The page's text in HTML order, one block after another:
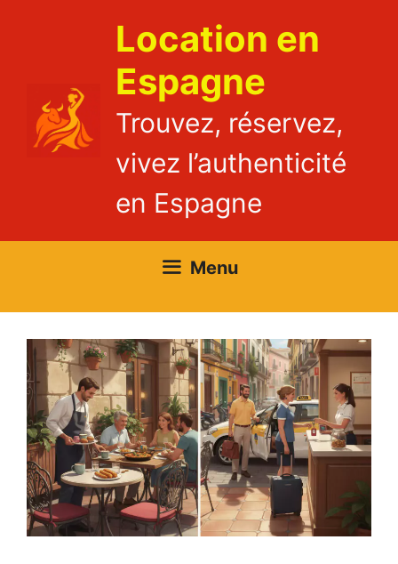
Location en
Espagne
Trouvez, réservez,
vivez l’authenticité
en Espagne
Menu